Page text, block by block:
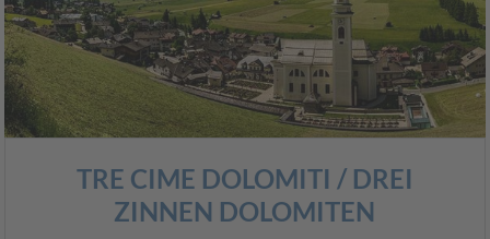
TRE CIME DOLOMITI / DREI
ZINNEN DOLOMITEN